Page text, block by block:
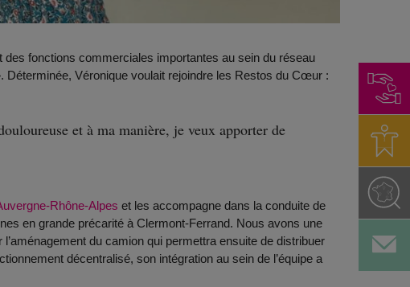
des fonctions commerciales importantes au sein du réseau
Déterminée, Véronique voulait rejoindre les Restos du Cœur :
et à ma manière, je veux apporter de
Rhône-Alpes et les accompagne dans la conduite de
en grande précarité à Clermont-Ferrand. Nous avons une
du camion qui permettra ensuite de distribuer
décentralisé, son intégration au sein de l’équipe a